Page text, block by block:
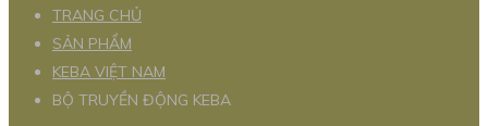
TRANG CHỦ
SẢN PHẨM
KEBA VIỆT NAM
BỘ TRUYỀN ĐỘNG KEBA